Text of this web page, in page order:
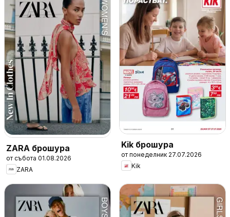
ZARA брошура
от събота 01.08.2026
ZARA
Kik брошура
от понеделник 27.07.2026
Kik